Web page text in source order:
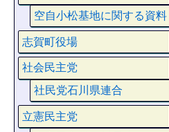
空自小松基地に関する資料
志賀町役場
社会民主党
社民党石川県連合
立憲民主党